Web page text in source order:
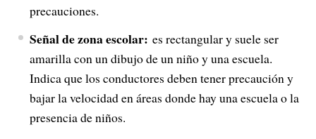
precauciones.
Señal de zona escolar: es rectangular y suele ser
amarilla con un dibujo de un niño y una escuela.
Indica que los conductores deben tener precaución y
bajar la velocidad en áreas donde hay una escuela o la
presencia de niños.